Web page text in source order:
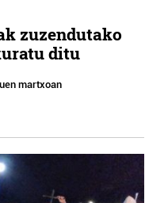
zuzendutako
ditu
martxoan